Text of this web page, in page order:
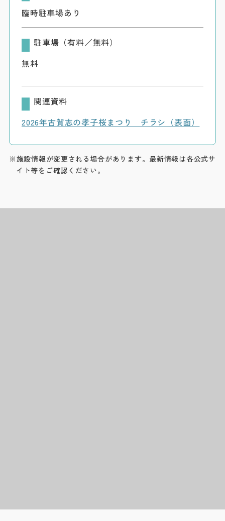
臨時駐車場あり
駐車場（有料／無料）
無料
関連資料
2026年古賀志の孝子桜まつり チラシ（表面）
※施設情報が変更される場合があります。最新情報は各公式サ
イト等をご確認ください。